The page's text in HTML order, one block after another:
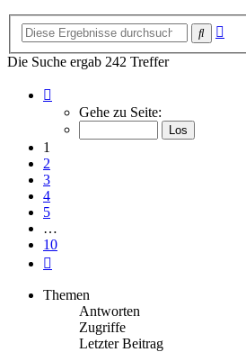
Suche
Die Suche ergab 242 Treffer
von
Gehe zu Seite:
1
2
3
4
5
…
10
Themen
Antworten
Zugriffe
Letzter Beitrag